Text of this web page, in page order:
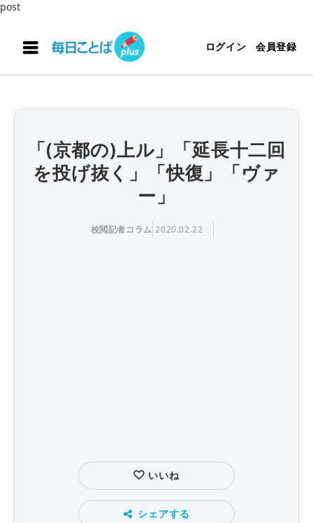
post
ログイン 会員登録
「(京都の)上ル」「延長十二回
を投げ抜く」「快復」「ヴァ
ー」
校閲記者コラム 2020.02.22
いいね
シェアする